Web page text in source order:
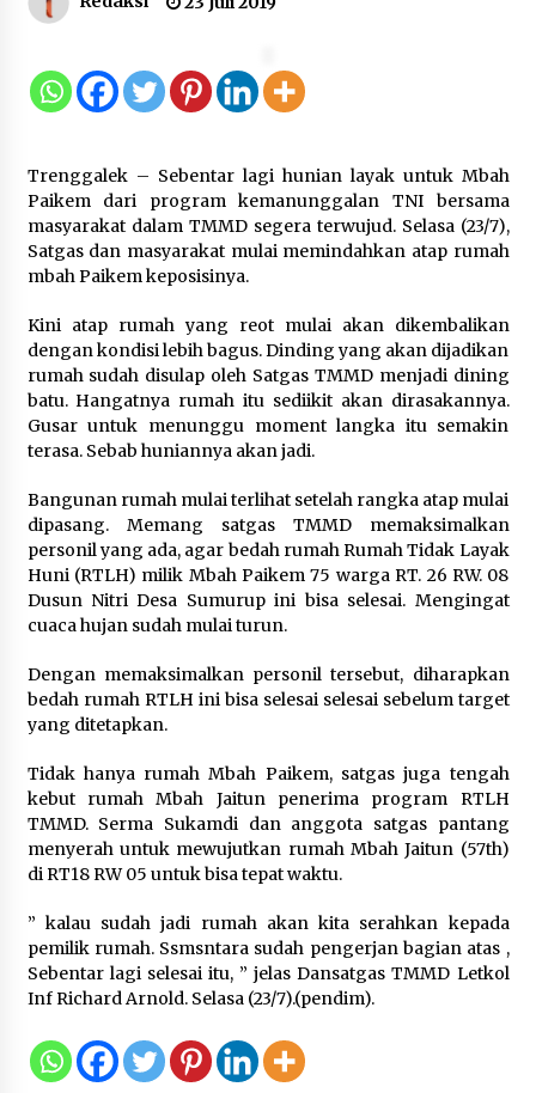
dengan Nuansa Kebersamaan
7 Agustus 2026
Pemanfaatan Limbah Galon Bekas,
Lapas Banjar Tanam 200 Pohon
Cabai Dukung Program Ketahanan
Pangan
Tagihan Air Tanpa Pemakaian,
Terungkap Ada Transisi Panjang
Pengelolaan , Perumdam TKR
Didesak Transparan
Sarana PAUD Diperkuat, Tangsel
Dorong Angka Partisipasi Sekolah
Terus Meningkat
7 Agustus 2026
Pendampingan Pembuatan Spanduk
Sebagai Upaya Memperkuat
Pemasaran UMKM di Desa Cempaka
6 Agustus 2026
Kelas I Tangerang Gelar Cek
Kesehatan Gratis dan Skrining TB
Lanjutan
6 Agustus 2026
Kemenkum Malut Dorong
Trenggalek – Sebentar lagi hunian layak untuk Mbah
Paikem dari program kemanunggalan TNI bersama
masyarakat dalam TMMD segera terwujud. Selasa (23/7),
Satgas dan masyarakat mulai memindahkan atap rumah
mbah Paikem keposisinya.
Kini atap rumah yang reot mulai akan dikembalikan
dengan kondisi lebih bagus. Dinding yang akan dijadikan
rumah sudah disulap oleh Satgas TMMD menjadi dining
batu. Hangatnya rumah itu sediikit akan dirasakannya.
Gusar untuk menunggu moment langka itu semakin
terasa. Sebab huniannya akan jadi.
Bangunan rumah mulai terlihat setelah rangka atap mulai
dipasang. Memang satgas TMMD memaksimalkan
personil yang ada, agar bedah rumah Rumah Tidak Layak
Huni (RTLH) milik Mbah Paikem 75 warga RT. 26 RW. 08
Dusun Nitri Desa Sumurup ini bisa selesai. Mengingat
cuaca hujan sudah mulai turun.
Dengan memaksimalkan personil tersebut, diharapkan
bedah rumah RTLH ini bisa selesai selesai sebelum target
yang ditetapkan.
Tidak hanya rumah Mbah Paikem, satgas juga tengah
kebut rumah Mbah Jaitun penerima program RTLH
TMMD. Serma Sukamdi dan anggota satgas pantang
menyerah untuk mewujutkan rumah Mbah Jaitun (57th)
di RT18 RW 05 untuk bisa tepat waktu.
” kalau sudah jadi rumah akan kita serahkan kepada
pemilik rumah. Ssmsntara sudah pengerjan bagian atas ,
Sebentar lagi selesai itu, ” jelas Dansatgas TMMD Letkol
Inf Richard Arnold. Selasa (23/7).(pendim).